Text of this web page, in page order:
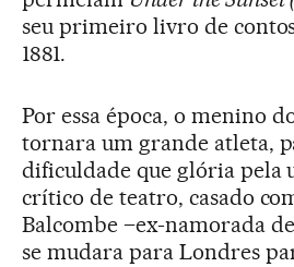
seu primeiro livro de
1881.
Por essa época, o menino
tornara um grande atleta,
dificuldade que glória pela
crítico de teatro, casado
Balcombe –ex-namorada
se mudara para Londres